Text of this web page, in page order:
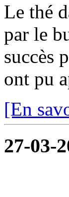
Le thé
par le
succès
ont pu
[En
27-03-